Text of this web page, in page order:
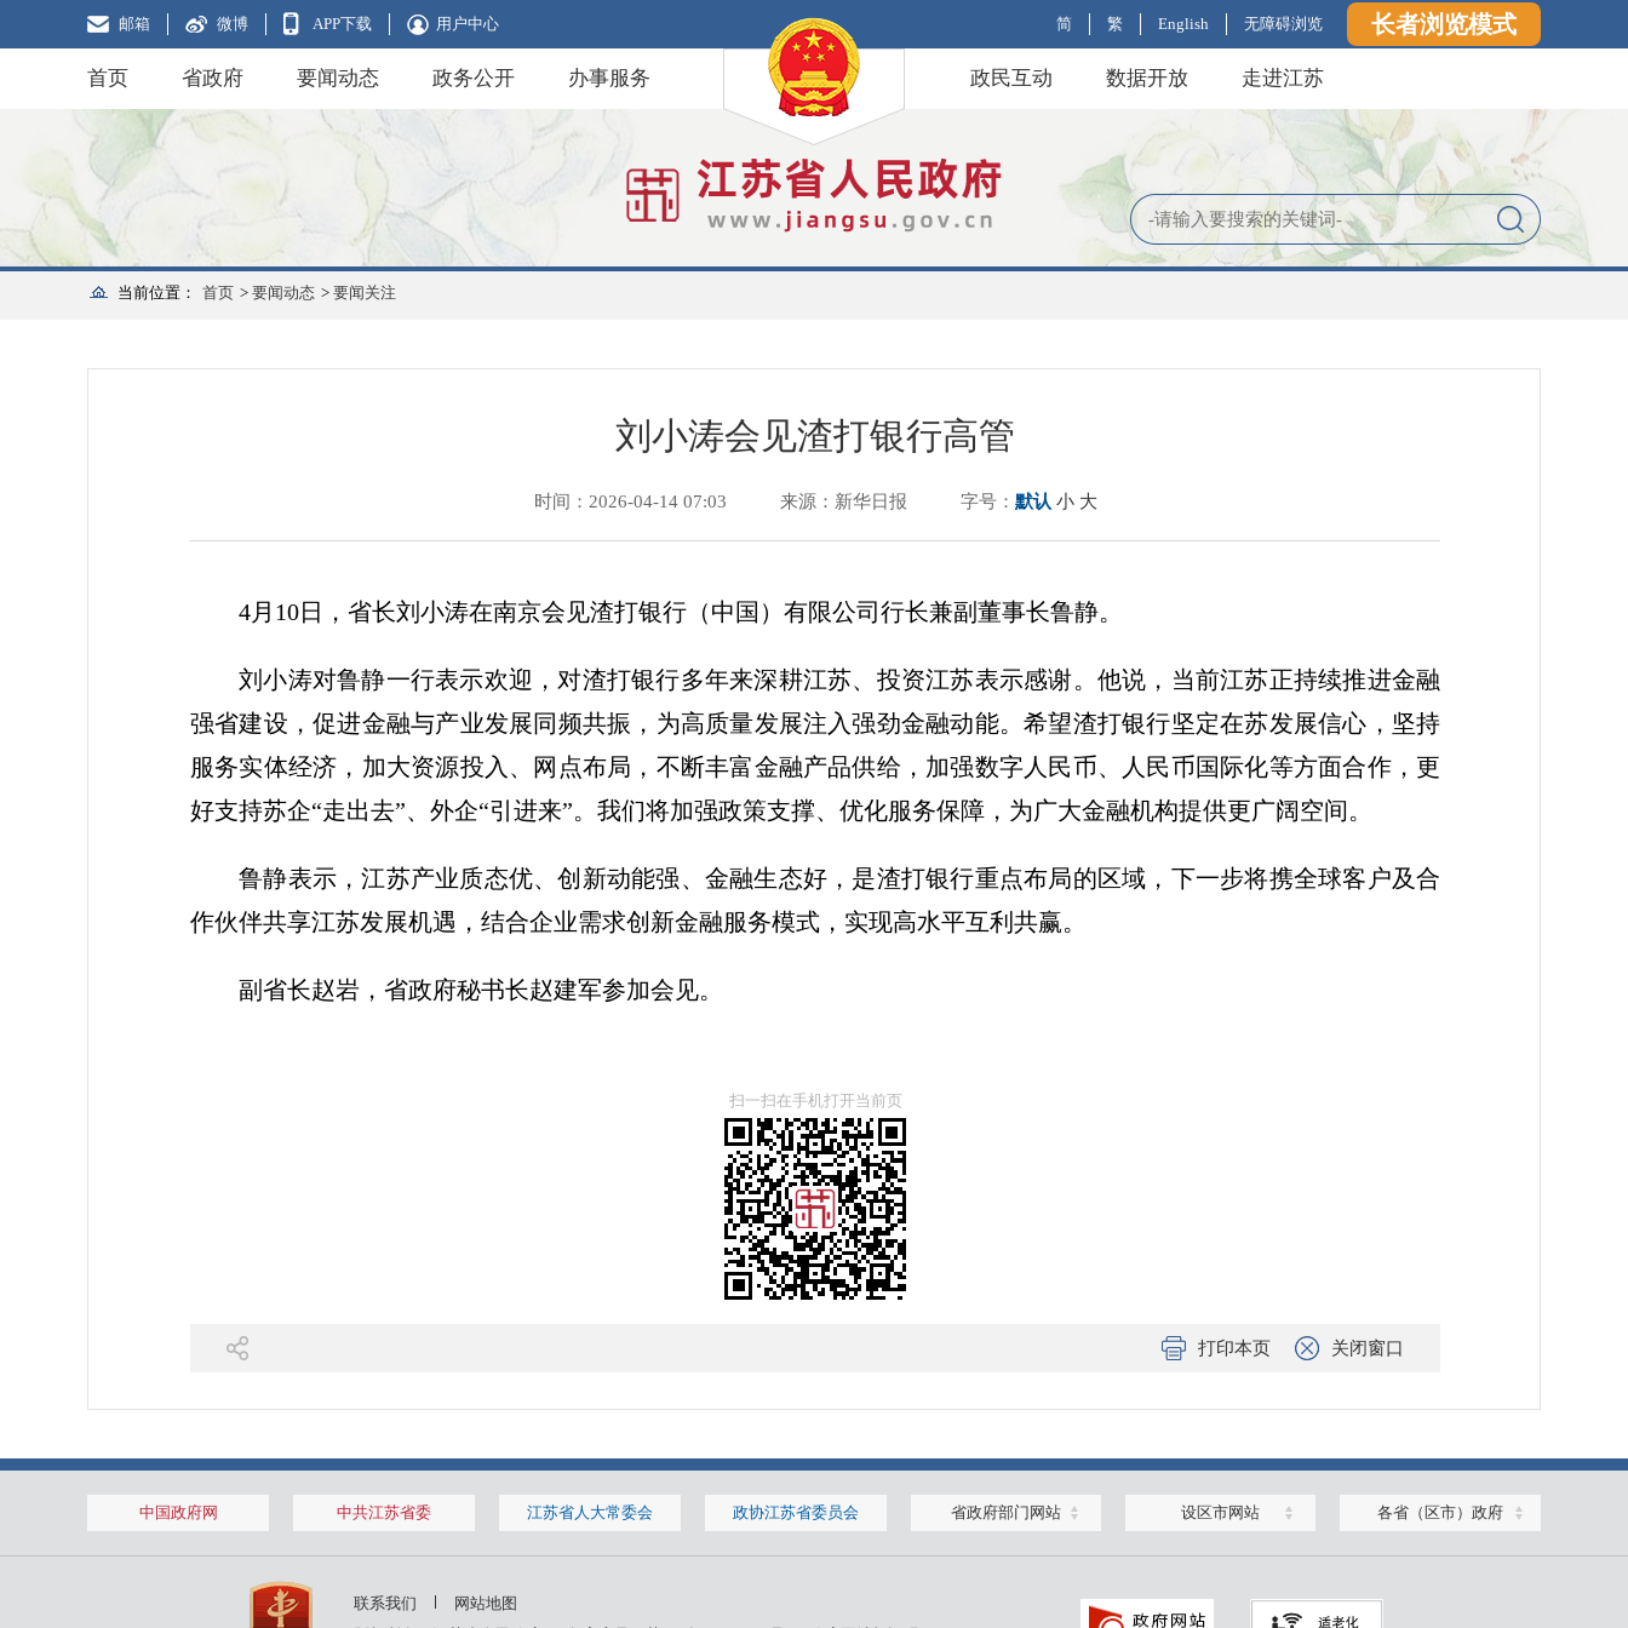
邮箱 微博 APP下载 用户中心 简 繁 English 无障碍浏览 长者浏览模式
首页 省政府 要闻动态 政务公开 办事服务 政民互动 数据开放 走进江苏
当前位置： 首页 > 要闻动态 > 要闻关注
刘小涛会见渣打银行高管
时间：2026-04-14 07:03 来源：新华日报 字号： 默认 小 大
4月10日，省长刘小涛在南京会见渣打银行（中国）有限公司行长兼副董事长鲁静。
刘小涛对鲁静一行表示欢迎，对渣打银行多年来深耕江苏、投资江苏表示感谢。他说，当前江苏正持续推进金融
强省建设，促进金融与产业发展同频共振，为高质量发展注入强劲金融动能。希望渣打银行坚定在苏发展信心，坚持
服务实体经济，加大资源投入、网点布局，不断丰富金融产品供给，加强数字人民币、人民币国际化等方面合作，更
好支持苏企“走出去”、外企“引进来”。我们将加强政策支撑、优化服务保障，为广大金融机构提供更广阔空间。
鲁静表示，江苏产业质态优、创新动能强、金融生态好，是渣打银行重点布局的区域，下一步将携全球客户及合
作伙伴共享江苏发展机遇，结合企业需求创新金融服务模式，实现高水平互利共赢。
副省长赵岩，省政府秘书长赵建军参加会见。
扫一扫在手机打开当前页
打印本页 关闭窗口
中国政府网 中共江苏省委 江苏省人大常委会 政协江苏省委员会 省政府部门网站 设区市网站 各省（区市）政府
联系我们
网站地图